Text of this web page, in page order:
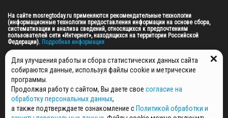
На сайте mosregtoday.ru применяются рекомендательные технологии
(информационные технологии предоставления информации на основе сбора,
систематизации и анализа сведений, относящихся к предпочтениям
пользователей сети «Интернет», находящихся на территории Российской
Федерации). Подробная информация
© 2026 ПРАВА НА ВСЕ МАТЕРИАЛЫ САЙТА ПРИНАДЛЕЖАТ ГАУ МО "ЦИФРОВЫЕ
МЕДИА" (ОГРН: 1255000059467).
ПОЛИТИКА ОБРАБОТКИ И ЗАЩИТЫ ПЕРСОНАЛЬНЫХ ДАННЫХ
НОВОСТИ
ГАЗЕТЫ
Для улучшения работы и сбора статистических данных сайта
собираются данные, используя файлы cookie и метрические
программы.
Продолжая работу с сайтом, Вы даете свое согласие на
обработку персональных данных,
а также подтверждаете ознакомление с Политикой обработки и